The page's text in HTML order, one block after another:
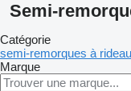
Semi-
Catégorie
semi-remorques à
Marque